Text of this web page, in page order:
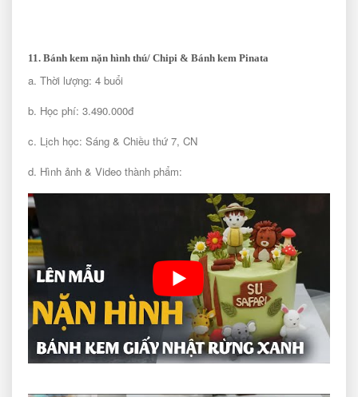
11. Bánh kem nặn hình thú/ Chipi & Bánh kem Pinata
a. Thời lượng: 4 buổi
b. Học phí: 3.490.000đ
c. Lịch học: Sáng & Chiều thứ 7, CN
d. Hình ảnh & Video thành phẩm: